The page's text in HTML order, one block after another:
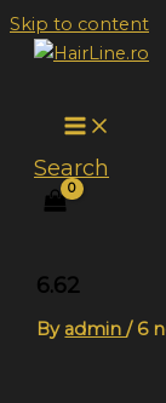
Skip to content
Search
6.62
By admin/ 6